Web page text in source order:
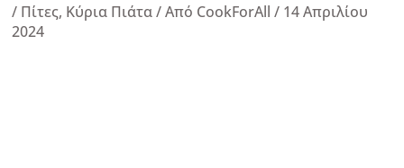
/ Πίτες, Κύρια Πιάτα/ Από CookForAll / 14 Απριλίου
2024